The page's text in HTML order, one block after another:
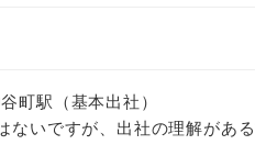
町駅（基本出社）
ないですが、出社の理解がある